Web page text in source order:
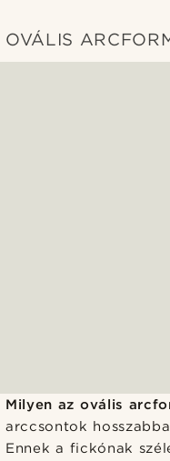
OVÁLIS
Milyen az ovális
arccsontok
Ennek a fickónak